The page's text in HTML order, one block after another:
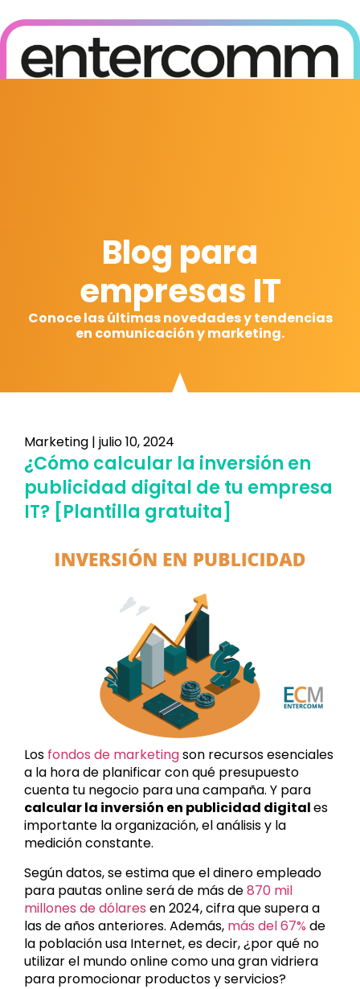
Blog para
empresas IT
Conoce las últimas novedades y tendencias
en comunicación y marketing.
Marketing | julio 10, 2024
¿Cómo calcular la inversión en
publicidad digital de tu empresa
IT? [Plantilla gratuita]
Los fondos de marketingson recursos esenciales
a la hora de planificar con qué presupuesto
cuenta tu negocio para una campaña. Y para
calcular la inversión en publicidad digitales
importante la organización, el análisis y la
medición constante.
Según datos, se estima que el dinero empleado
para pautas online será de más de870 mil
millones de dólares en 2024, cifra que supera a
las de años anteriores. Además, más del 67% de
la población usa Internet, es decir, ¿por qué no
utilizar el mundo online como una gran vidriera
para promocionar productos y servicios?